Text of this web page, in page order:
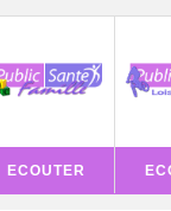
ECOUTER